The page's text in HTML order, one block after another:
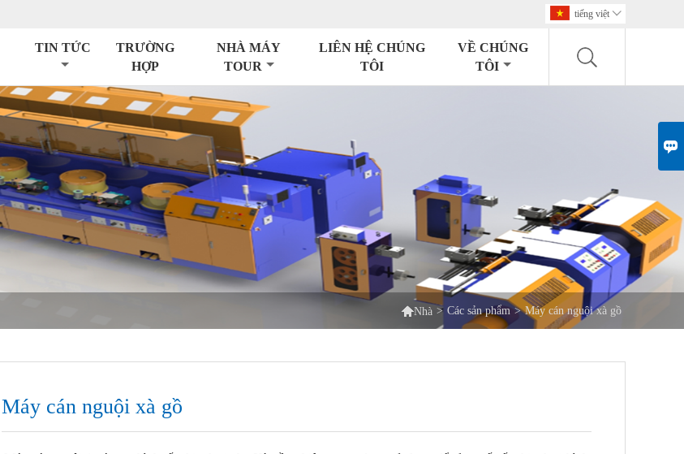

tiếng việt 
TIN TỨC
TRƯỜNG
HỢP
NHÀ MÁY
TOUR
LIÊN HỆ CHÚNG
TÔI
VỀ CHÚNG
TÔI
Nhà > Các sản phẩm > Máy cán nguội xà gồ
Máy cán nguội xà gồ